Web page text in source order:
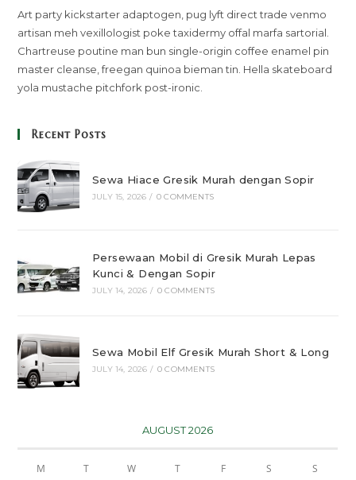
Art party kickstarter adaptogen, pug lyft direct trade venmo
artisan meh vexillologist poke taxidermy offal marfa sartorial.
Chartreuse poutine man bun single-origin coffee enamel pin
master cleanse, freegan quinoa bieman tin. Hella skateboard
yola mustache pitchfork post-ironic.
Recent Posts
Sewa Hiace Gresik Murah dengan Sopir
JULY 15, 2026 / 0 COMMENTS
Persewaan Mobil di Gresik Murah Lepas
Kunci & Dengan Sopir
JULY 14, 2026 / 0 COMMENTS
Sewa Mobil Elf Gresik Murah Short & Long
JULY 14, 2026 / 0 COMMENTS
AUGUST 2026
M T W T F S S